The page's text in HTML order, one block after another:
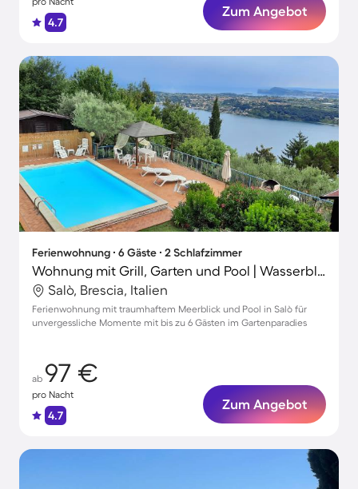
4.7
Zum Angebot
Ferienwohnung ∙ 6 Gäste ∙ 2 Schlafzimmer
Wohnung mit Grill, Garten und Pool | Wasserblick
Salò, Brescia, Italien
Ferienwohnung mit traumhaftem Meerblick und Pool in Salò für
unvergessliche Momente mit bis zu 6 Gästen im Gartenparadies
ab 97 €
pro Nacht
4.7
Zum Angebot